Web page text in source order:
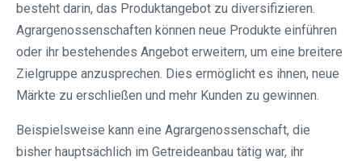
besteht darin, das Produktangebot zu diversifizieren.
Agrargenossenschaften können neue Produkte einführen
oder ihr bestehendes Angebot erweitern, um eine breitere
Zielgruppe anzusprechen. Dies ermöglicht es ihnen, neue
Märkte zu erschließen und mehr Kunden zu gewinnen.
Beispielsweise kann eine Agrargenossenschaft, die
bisher hauptsächlich im Getreideanbau tätig war, ihr